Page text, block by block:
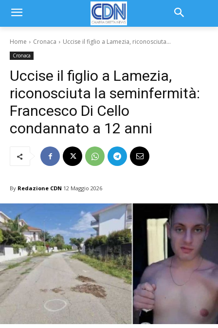
Home Cronaca Uccise il figlio a Lamezia, riconosciuta...
Cronaca
Uccise il figlio a Lamezia,
riconosciuta la seminfermità:
Francesco Di Cello
condannato a 12 anni
By Redazione CDN 12 Maggio 2026